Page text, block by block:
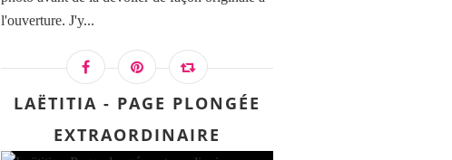
l'ouverture. J'y...
LAËTITIA - PAGE PLONGÉE
EXTRAORDINAIRE